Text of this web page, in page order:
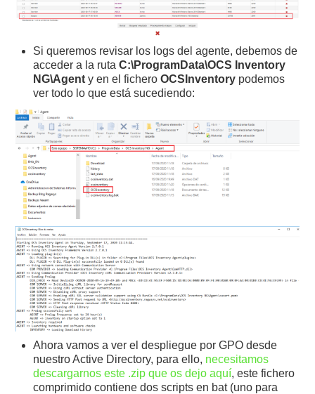
Si queremos revisar los logs del agente, debemos de
acceder a la rutaC:\ProgramData\OCS Inventory
NG\Agent y en el ficheroOCSInventory podemos
ver todo lo que está sucediendo:
Ahora vamos a ver el despliegue por GPO desde
nuestro Active Directory, para ello, necesitamos
descargarnos este .zip que os dejo aquí, este fichero
comprimido contiene dos scripts en bat (uno para